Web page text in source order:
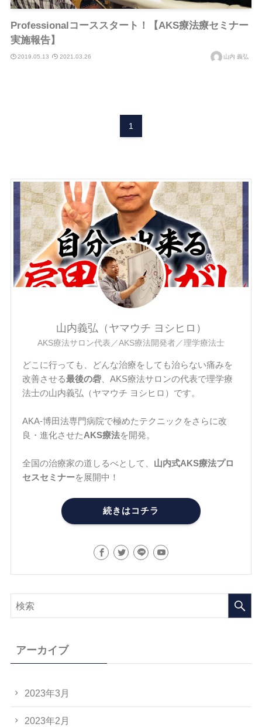
Professionalコーススタート！【AKS療法療セミナー
実施報告】
2019.05.13 2021.03.26 山内 義弘
1
山内義弘（ヤマウチ ヨシヒロ）
AKS療法サロン代表／AKS療法開発者／理学療法士
どこに行っても、どんな治療をしても治らない痛みを
改善させる最後の砦 、AKS療法サロンの代表で理学療
法士の山内義弘（ヤマウチ ヨシヒロ）です。
AKA-博田法専門病院で極めたテクニックをさらに改
良・進化させたAKS療法を開発。
全国の治療家の道しるべとして、 山内式AKS療法プロ
セスセミナーを展開中！
続きはコチラ
アーカイブ
2023年3月
2023年2月